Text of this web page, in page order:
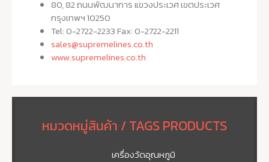
80, 82 ถนนพัฒนาการ แขวงประเวศ เขตประเวศ
กรุงเทพฯ 10250
Tel: 0-2722-2233 Fax: 0-2722-2211
sales@supremelines.co.th
www.supremelines.co.th
หมวดหมู่สินค้า / TAGS PRODUCTS
เครื่องวัดอุณหภูมิ